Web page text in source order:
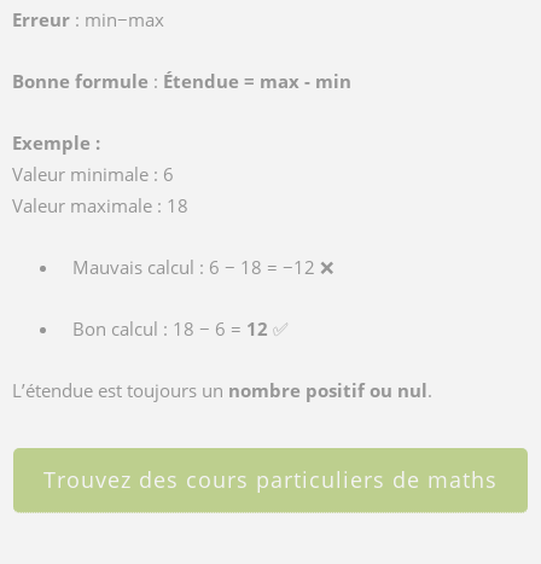
Erreur : min−max
Bonne formule : Étendue = max - min
Exemple :
Valeur minimale : 6
Valeur maximale : 18
Mauvais calcul : 6 − 18 = −12 ❌
Bon calcul : 18 − 6 = 12 ✅
L’étendue est toujours un nombre positif ou nul.
Trouvez des cours particuliers de maths